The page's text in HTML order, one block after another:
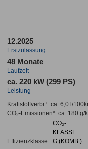
12.2025
Erstzulassung
48 Monate
Laufzeit
ca. 220 kW (299 PS)
Leistung
Kraftstoffverbr.¹: ca. 6,0 l/
CO2-Emissionen*: ca. 180 g/
Effizienzklasse:
CO₂-
KLASSE
G (KOMB.)